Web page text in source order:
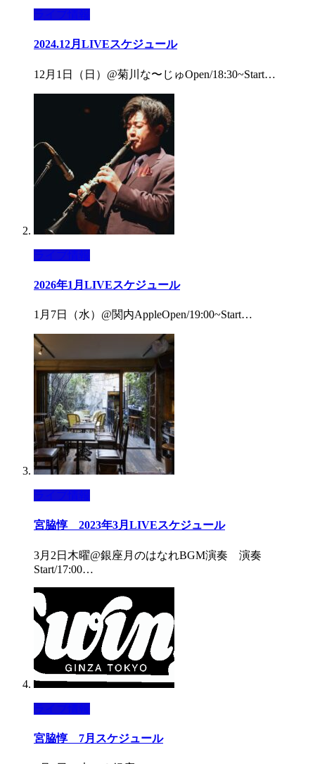
ライブ情報
2024.12月LIVEスケジュール
12月1日（日）@菊川な〜じゅOpen/18:30~Start…
ライブ情報
2026年1月LIVEスケジュール
1月7日（水）@関内AppleOpen/19:00~Start…
ライブ情報
宮脇惇 2023年3月LIVEスケジュール
3月2日木曜@銀座月のはなれBGM演奏 演奏
Start/17:00…
ライブ情報
宮脇惇 7月スケジュール